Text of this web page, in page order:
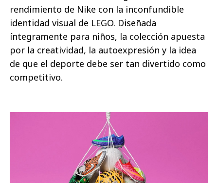
rendimiento de Nike con la inconfundible
identidad visual de LEGO. Diseñada
íntegramente para niños, la colección apuesta
por la creatividad, la autoexpresión y la idea
de que el deporte debe ser tan divertido como
competitivo.